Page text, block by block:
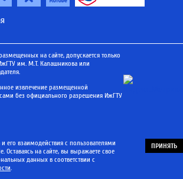
на сайте, допускается только
им. М.Т. Калашникова или
извлечение размещенной
без официального разрешения ИжГТУ
его взаимодействия с пользователями
на сайте, вы выражаете свое
данных в соответствии с
.
ПРИНЯТЬ